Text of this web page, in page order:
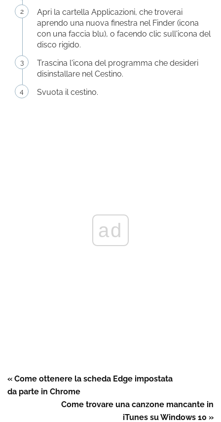
Apri la cartella Applicazioni, che troverai
aprendo una nuova finestra nel Finder (icona
con una faccia blu), o facendo clic sull'icona del
disco rigido.
Trascina l'icona del programma che desideri
disinstallare nel Cestino.
Svuota il cestino.
ad
« Come ottenere la scheda Edge impostata
da parte in Chrome
Come trovare una canzone mancante in
iTunes su Windows 10 »